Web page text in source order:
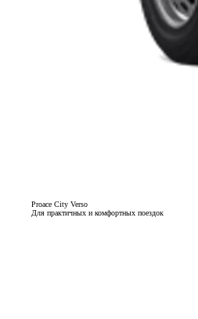
Proace City Verso
Для практичных и комфортных поездок